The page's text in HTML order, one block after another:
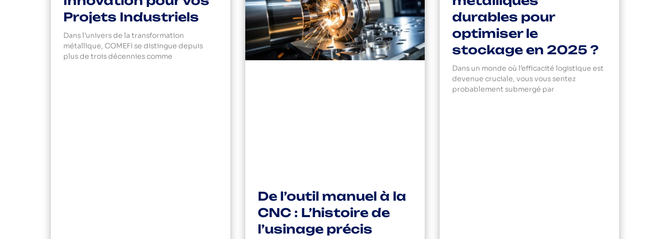
Projets Industriels
Dans l’univers de la transformation
métallique, COMEFI se distingue depuis
plus de trois décennies comme
De l’outil manuel à la
CNC : L’histoire de
l’usinage précis
durables pour
optimiser le
stockage en 2025 ?
Dans un monde où l’efficacité logistique est
devenue cruciale, vous vous sentez
probablement submergé par